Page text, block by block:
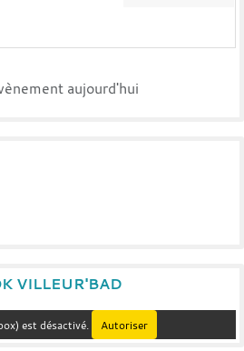
aujourd'hui
VILLEUR'BAD
est désactivé. Autoriser